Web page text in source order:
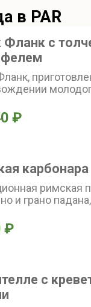
в PAR
Фланк с
₽
карбонара
римская
и грано
₽
с